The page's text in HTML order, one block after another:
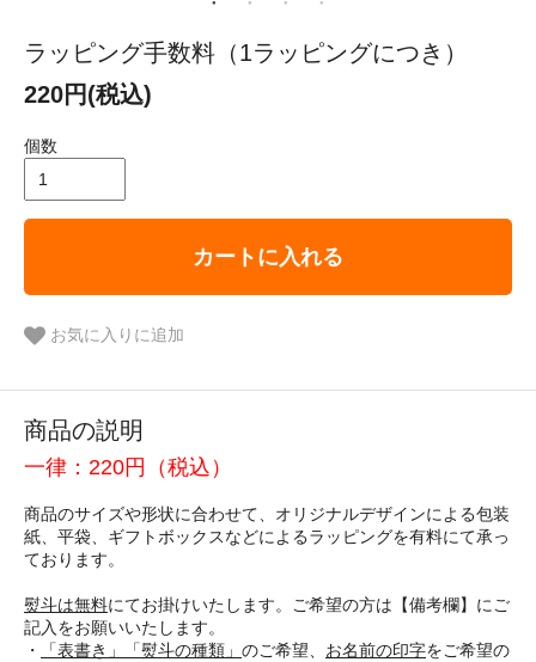
ラッピング手数料（1ラッピングにつき）
220円(税込)
個数
カートに入れる
お気に入りに追加
商品の説明
一律：220円（税込）
商品のサイズや形状に合わせて、オリジナルデザインによる包装
紙、平袋、ギフトボックスなどによるラッピングを有料にて承っ
ております。
熨斗は無料にてお掛けいたします。ご希望の方は【備考欄】にご
記入をお願いいたします。
・
「表書き」 「熨斗の種類」 のご希望、 お名前の印字をご希望の